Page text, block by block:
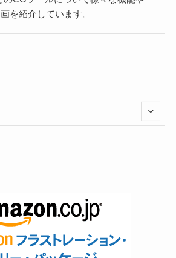
を紹介しています。
(5)
(1)